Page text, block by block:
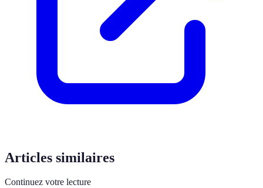
Articles similaires
Continuez votre lecture